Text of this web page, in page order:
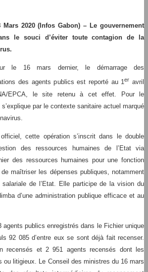
2020 (Infos Gabon) – Le gouvernement
le souci d’éviter toute contagion de la
le 16 mars dernier, le démarrage des
des agents publics est reporté au 1er avril
EPCA, le site retenu à cet effet. Pour le
par le contexte sanitaire actuel marqué
cette opération s’inscrit dans le double
des ressources humaines de l’Etat via
des ressources humaines pour une fonction
maîtriser les dépenses publiques, notamment
de l’Etat. Elle participe de la vision du
d’une administration publique efficace et au
agents publics enregistrés dans le Fichier unique
92 085 d’entre eux se sont déjà fait recenser.
recensés et 2 951 agents recensés dont les
ou litigieux. Le Conseil des ministres du 16 mars